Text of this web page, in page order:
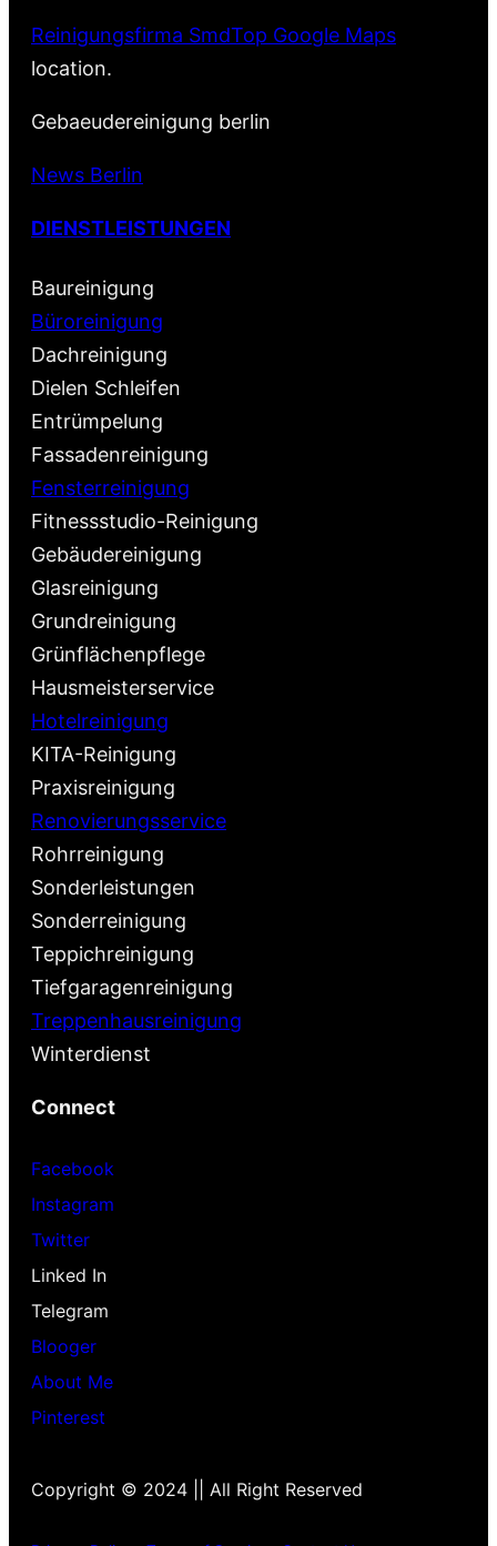
Reinigungsfirma SmdTop Google Maps
location.
Gebaeudereinigung berlin
News Berlin
DIENSTLEISTUNGEN
Baureinigung
Büroreinigung
Dachreinigung
Dielen Schleifen
Entrümpelung
Fassadenreinigung
Fensterreinigung
Fitnessstudio-Reinigung
Gebäudereinigung
Glasreinigung
Grundreinigung
Grünflächenpflege
Hausmeisterservice
Hotelreinigung
KITA-Reinigung
Praxisreinigung
Renovierungsservice
Rohrreinigung
Sonderleistungen
Sonderreinigung
Teppichreinigung
Tiefgaragenreinigung
Treppenhausreinigung
Winterdienst
Connect
Facebook
Instagram
Twitter
Linked In
Telegram
Blooger
About Me
Pinterest
Copyright © 2024 || All Right Reserved